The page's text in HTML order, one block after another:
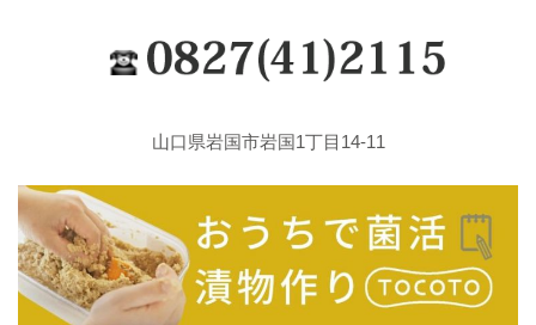
山口県岩国市岩国1丁目14-11